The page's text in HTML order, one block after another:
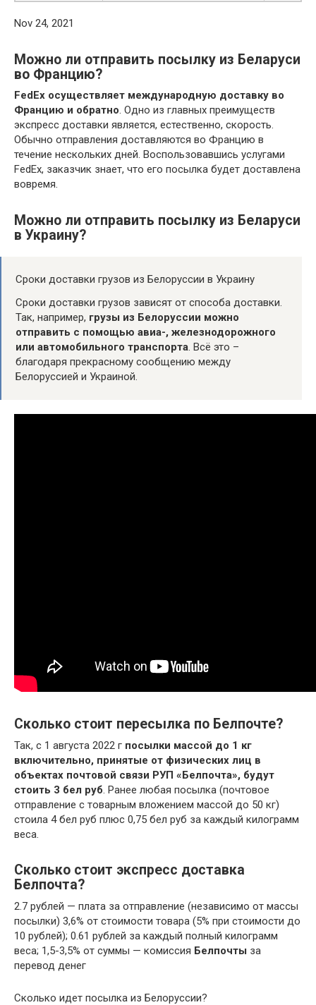
Nov 24, 2021
Можно ли отправить посылку из Беларуси
во Францию?
FedEx осуществляет международную доставку во
Францию и обратно. Одно из главных преимуществ
экспресс доставки является, естественно, скорость.
Обычно отправления доставляются во Францию в
течение нескольких дней. Воспользовавшись услугами
FedEx, заказчик знает, что его посылка будет доставлена
вовремя.
Можно ли отправить посылку из Беларуси
в Украину?
Сроки доставки грузов из Белоруссии в Украину
Сроки доставки грузов зависят от способа доставки.
Так, например, грузы из Белоруссии можно
отправить с помощью авиа-, железнодорожного
или автомобильного транспорта . Всё это –
благодаря прекрасному сообщению между
Белоруссией и Украиной.
Сколько стоит пересылка по Белпочте?
Так, с 1 августа 2022 г посылки массой до 1 кг
включительно, принятые от физических лиц в
объектах почтовой связи РУП «Белпочта», будут
стоить 3 бел руб . Ранее любая посылка (почтовое
отправление с товарным вложением массой до 50 кг)
стоила 4 бел руб плюс 0,75 бел руб за каждый килограмм
веса.
Сколько стоит экспресс доставка
Белпочта?
2.7 рублей — плата за отправление (независимо от массы
посылки) 3,6% от стоимости товара (5% при стоимости до
10 рублей); 0.61 рублей за каждый полный килограмм
веса; 1,5-3,5% от суммы — комиссия Белпочты за
перевод денег
Сколько идет посылка из Белоруссии?